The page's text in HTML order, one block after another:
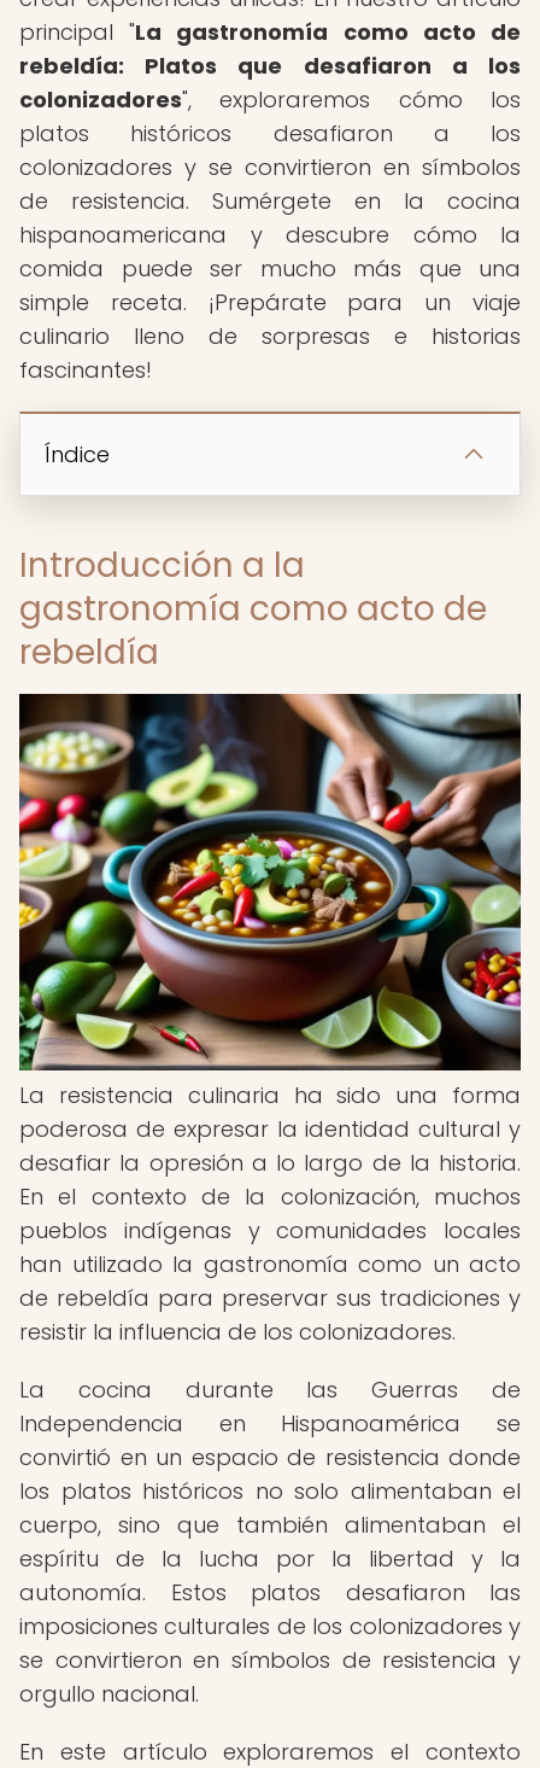
principal "La gastronomía como acto de
rebeldía: Platos que desafiaron a los
colonizadores", exploraremos cómo los
platos históricos desafiaron a los
colonizadores y se convirtieron en símbolos
de resistencia. Sumérgete en la cocina
hispanoamericana y descubre cómo la
comida puede ser mucho más que una
simple receta. ¡Prepárate para un viaje
culinario lleno de sorpresas e historias
fascinantes!
Índice
Introducción a la
gastronomía como acto de
rebeldía
La resistencia culinaria ha sido una forma
poderosa de expresar la identidad cultural y
desafiar la opresión a lo largo de la historia.
En el contexto de la colonización, muchos
pueblos indígenas y comunidades locales
han utilizado la gastronomía como un acto
de rebeldía para preservar sus tradiciones y
resistir la influencia de los colonizadores.
La cocina durante las Guerras de
Independencia en Hispanoamérica se
convirtió en un espacio de resistencia donde
los platos históricos no solo alimentaban el
cuerpo, sino que también alimentaban el
espíritu de la lucha por la libertad y la
autonomía. Estos platos desafiaron las
imposiciones culturales de los colonizadores y
se convirtieron en símbolos de resistencia y
orgullo nacional.
En este artículo exploraremos el contexto